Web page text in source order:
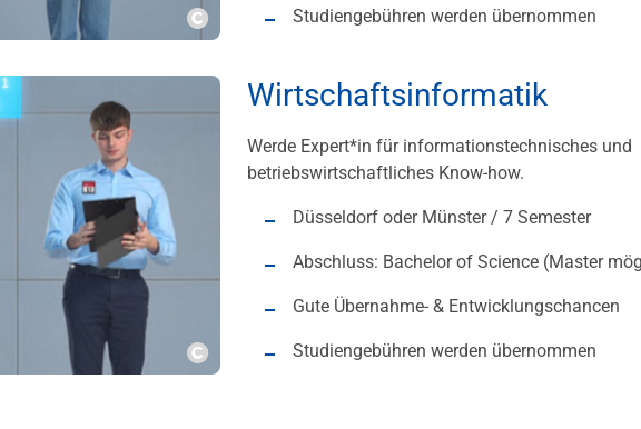
Copyright
Studiengebühren werden übernommen
Copyright
Wirtschaftsinformatik
Werde Expert*in für informationstechnisches und
betriebswirtschaftliches Know-how.
Düsseldorf oder Münster / 7 Semester
Abschluss: Bachelor of Science (Master
Gute Übernahme- & Entwicklungschancen
Studiengebühren werden übernommen